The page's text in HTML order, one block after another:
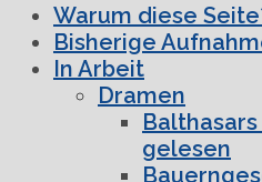
Warum diese
Bisherige
In Arbeit
Dramen
gelesen